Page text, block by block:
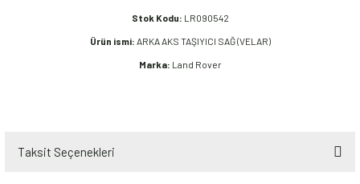
Stok Kodu: LR090542
Ürün ismi: ARKA AKS TAŞIYICI SAĞ (VELAR)
Marka: Land Rover
Taksit Seçenekleri